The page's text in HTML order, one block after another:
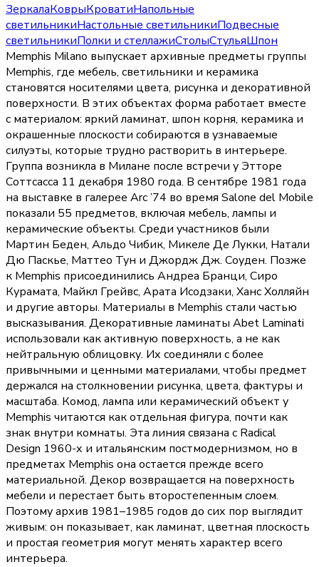
ЗеркалаКоврыКроватиНапольные
светильникиНастольные светильникиПодвесные
светильникиПолки и стеллажиСтолыСтульяШпон
Memphis Milano выпускает архивные предметы группы
Memphis, где мебель, светильники и керамика
становятся носителями цвета, рисунка и декоративной
поверхности. В этих объектах форма работает вместе
с материалом: яркий ламинат, шпон корня, керамика и
окрашенные плоскости собираются в узнаваемые
силуэты, которые трудно растворить в интерьере.
Группа возникла в Милане после встречи у Этторе
Соттсасса 11 декабря 1980 года. В сентябре 1981 года
на выставке в галерее Arc ’74 во время Salone del Mobile
показали 55 предметов, включая мебель, лампы и
керамические объекты. Среди участников были
Мартин Беден, Альдо Чибик, Микеле Де Лукки, Натали
Дю Паскье, Маттео Тун и Джордж Дж. Соуден. Позже
к Memphis присоединились Андреа Бранци, Сиро
Курамата, Майкл Грейвс, Арата Исодзаки, Ханс Холляйн
и другие авторы. Материалы в Memphis стали частью
высказывания. Декоративные ламинаты Abet Laminati
использовали как активную поверхность, а не как
нейтральную облицовку. Их соединяли с более
привычными и ценными материалами, чтобы предмет
держался на столкновении рисунка, цвета, фактуры и
масштаба. Комод, лампа или керамический объект у
Memphis читаются как отдельная фигура, почти как
знак внутри комнаты. Эта линия связана с Radical
Design 1960-х и итальянским постмодернизмом, но в
предметах Memphis она остается прежде всего
материальной. Декор возвращается на поверхность
мебели и перестает быть второстепенным слоем.
Поэтому архив 1981–1985 годов до сих пор выглядит
живым: он показывает, как ламинат, цветная плоскость
и простая геометрия могут менять характер всего
интерьера.